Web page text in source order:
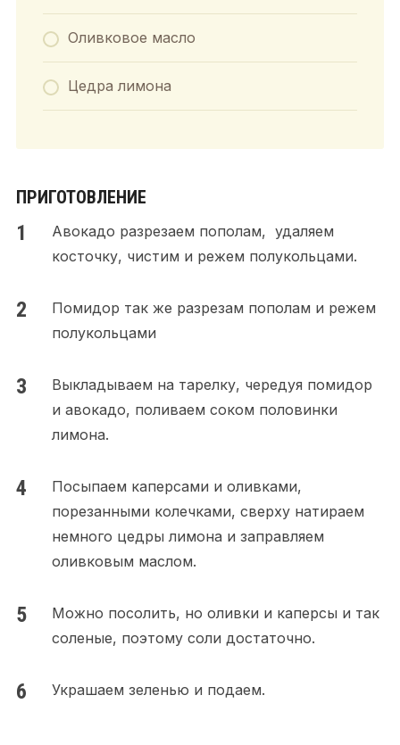
Оливковое масло
Цедра лимона
ПРИГОТОВЛЕНИЕ
Авокадо разрезаем пополам, удаляем
косточку, чистим и режем полукольцами.
Помидор так же разрезам пополам и режем
полукольцами
Выкладываем на тарелку, чередуя помидор
и авокадо, поливаем соком половинки
лимона.
Посыпаем каперсами и оливками,
порезанными колечками, сверху натираем
немного цедры лимона и заправляем
оливковым маслом.
Можно посолить, но оливки и каперсы и так
соленые, поэтому соли достаточно.
Украшаем зеленью и подаем.